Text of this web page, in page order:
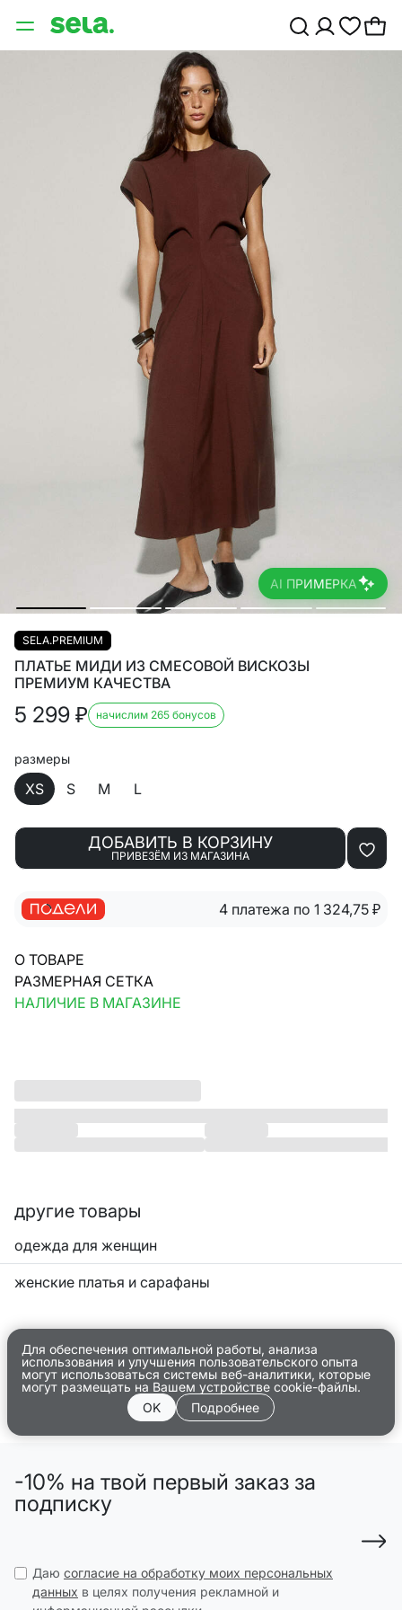
AI ПРИМЕРКА
SELA.PREMIUM
ПЛАТЬЕ МИДИ ИЗ СМЕСОВОЙ ВИСКОЗЫ
ПРЕМИУМ КАЧЕСТВА
5 299 ₽ начислим 265 бонусов
размеры
XS S M L
ДОБАВИТЬ В КОРЗИНУ
ПРИВЕЗЁМ ИЗ МАГАЗИНА
4 платежа по 1 324,75 ₽
О ТОВАРЕ
РАЗМЕРНАЯ СЕТКА
НАЛИЧИЕ В МАГАЗИНЕ
другие товары
одежда для женщин
женские платья и сарафаны
Для обеспечения оптимальной работы, анализа
использования и улучшения пользовательского опыта
могут использоваться системы веб-аналитики, которые
могут размещать на Вашем устройстве cookie-файлы.
OK
Подробнее
-10% на твой первый заказ за
подписку
Даю согласие на обработку моих персональных
данных в целях получения рекламной и